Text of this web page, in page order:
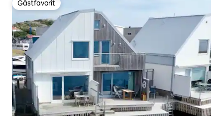
Gästfavorit
Gästfavorit